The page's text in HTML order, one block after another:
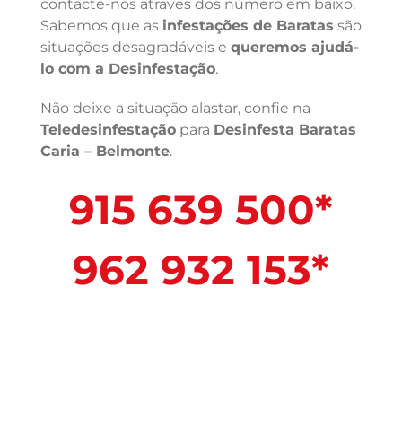
contacte-nos através dos número em baixo.
Sabemos que as infestações de Baratas são
situações desagradáveis e queremos ajudá-
lo com a Desinfestação.
Não deixe a situação alastar, confie na
Teledesinfestação para Desinfesta Baratas
Caria – Belmonte.
915 639 500*
962 932 153*